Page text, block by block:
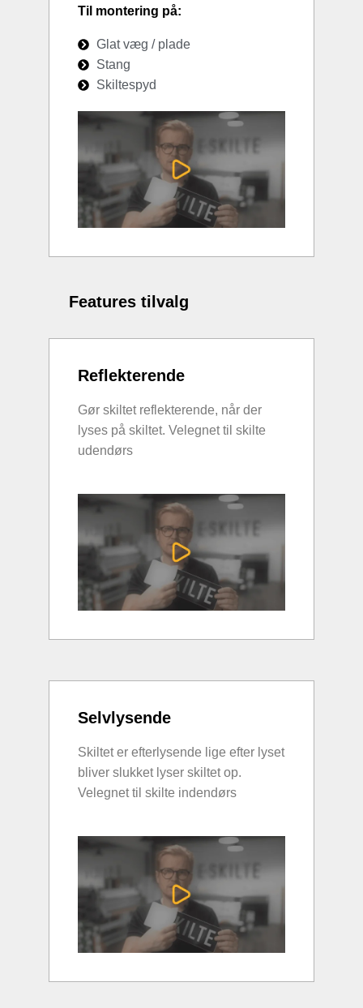
Til montering på:
Glat væg / plade
Stang
Skiltespyd
Features tilvalg
Reflekterende
Gør skiltet reflekterende, når der
lyses på skiltet. Velegnet til skilte
udendørs
Selvlysende
Skiltet er efterlysende lige efter lyset
bliver slukket lyser skiltet op.
Velegnet til skilte indendørs